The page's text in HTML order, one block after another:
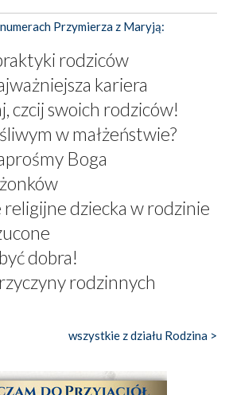
Przymierza z Maryją:
rodziców
kariera
czcij swoich rodziców!
w małżeństwie?
Boga
dziecka w rodzinie
dobra!
rodzinnych
wszystkie z działu Rodzina >